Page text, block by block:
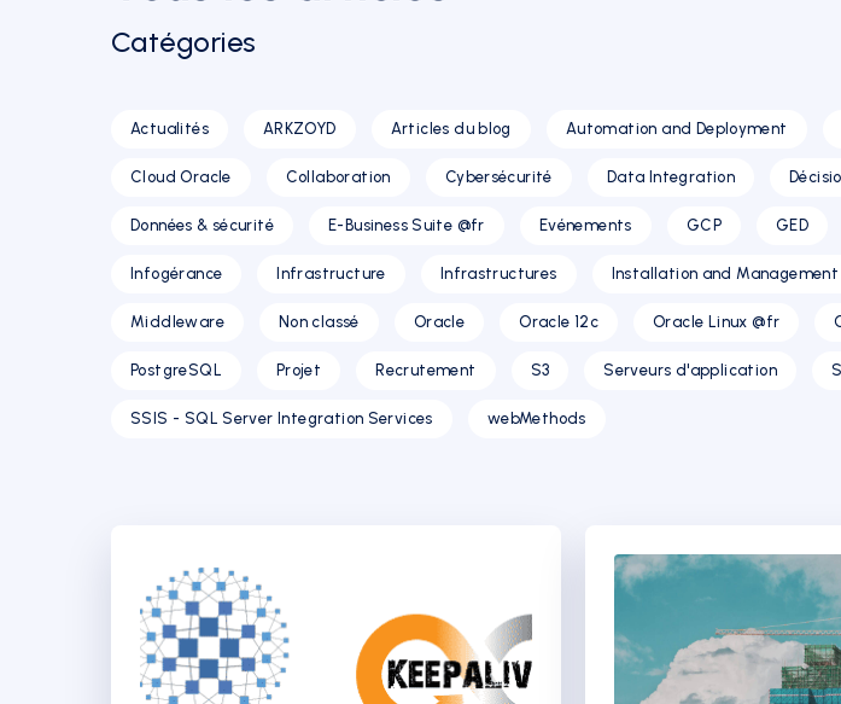
Catégories
Actualités ARKZOYD Articles du blog Automation and Deployment
Cloud Oracle Collaboration Cybersécurité Data Integration
Données & sécurité E-Business Suite @fr Evénements GCP GED
Infogérance Infrastructure Infrastructures Installation and Management
Middleware Non classé Oracle Oracle 12c Oracle Linux @fr
PostgreSQL Projet Recrutement S3 Serveurs d'application
SSIS - SQL Server Integration Services webMethods